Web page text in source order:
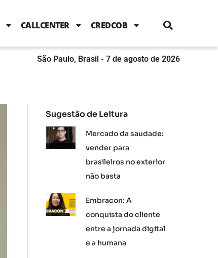
b
o
k
t
e
b
n
g
a
m
CALLCENTER CREDCOB
São Paulo, Brasil - 7 de agosto de 2026
Sugestão de Leitura
Mercado da saudade:
vender para
brasileiros no exterior
não basta
Embracon: A
conquista do cliente
entre a jornada digital
e a humana